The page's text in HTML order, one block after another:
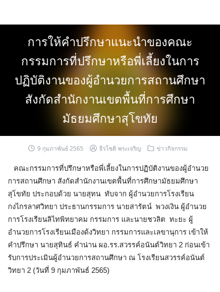
การให้คำปรึกษาแนะนำของคณะ
กรรมการที่ปรึกษาหรือพี่เลี้ยงในการ
ปฏิบัติงานของผู้อำนวยการสถานศึกษา
สังกัดสำนักงานเขตพื้นที่การศึกษา
มัธยมศึกษาสุโขทัย
9 กุมภาพันธ์ 2565 ธีรโชติ พระเจริญ ข่าวกิจกรรม
คณะกรรมการที่ปรึกษาหรือพี่เลี้ยงในการปฏิบัติงานของผู้อำนวย
การสถานศึกษา สังกัดสำนักงานเขตพื้นที่การศึกษามัธยมศึกษา
สุโขทัย ประกอบด้วย นายสุทน ทับจาก ผู้อำนวยการโรงเรียน
กงไกรลาศวิทยา ประธานกรรมการ นายสารัตน์ พวงเงิน ผู้อำนวย
การโรงเรียนลิไทพิทยาคม กรรมการ และนายชวลิต ทะยะ ผู้
อำนวยการโรงเรียนเมืองด้งวิทยา กรรมการและเลขานุการ เข้าให้
คำปรึกษา นายสุทินธ์ คำน่าน ผอ.รร.สวรรค์อนันต์วิทยา 2 ก่อนเข้า
รับการประเมินผู้อำนวยการสถานศึกษา ณ โรงเรียนสวรรค์อนันต์
วิทยา 2 (วันที่ 9 กุมภาพันธ์ 2565)